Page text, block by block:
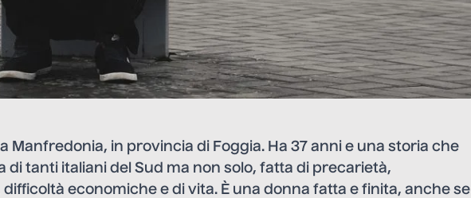
Manfredonia, in provincia di Foggia. Ha 37 anni e una storia che
di tanti italiani del Sud ma non solo, fatta di precarietà,
economiche e di vita. È una donna fatta e finita, anche se